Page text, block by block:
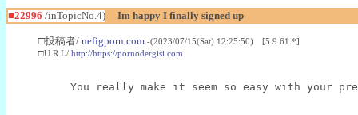
■22996 /inTopicNo.4) Im happy I finally signed up
□投稿者/ nefigporn.com -(2023/07/15(Sat) 12:25:50) [5.9.61.*]
□U R L/ http://https://pornodergisi.com
You really make it seem so easy with your